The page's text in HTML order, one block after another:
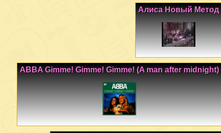
Алиса Новый Метод
ABBA Gimme! Gimme! Gimme! (A man after midnight)